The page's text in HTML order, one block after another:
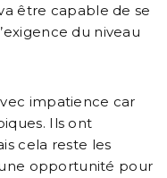
être capable de se
du niveau
impatience car
Ils ont
cela reste les
une opportunité pour